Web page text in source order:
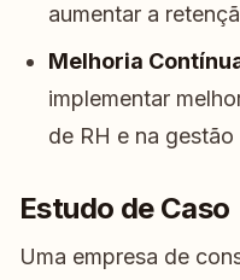
aumentar a
Melhoria
implementar
de RH e na
Estudo de Caso
Uma empresa de